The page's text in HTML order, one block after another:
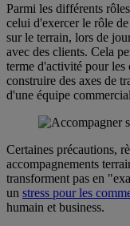
Parmi les différents
celui d'exercer le rôle
sur le terrain, lors de
avec des clients. Cela
terme d'activité pour les
construire des axes de
d'une équipe
Certaines précautions,
accompagnements
transforment pas en
un stress pour les
humain et business.